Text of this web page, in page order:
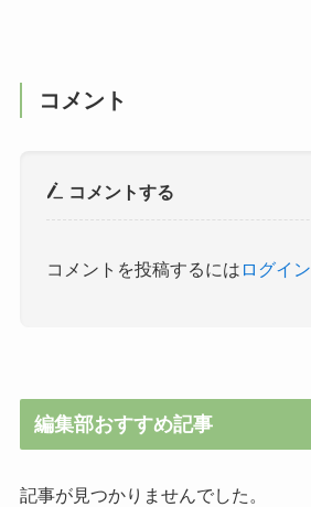
コメント
コメントする
コメントを投稿するには ログイン
編集部おすすめ記事
記事が見つかりませんでした。